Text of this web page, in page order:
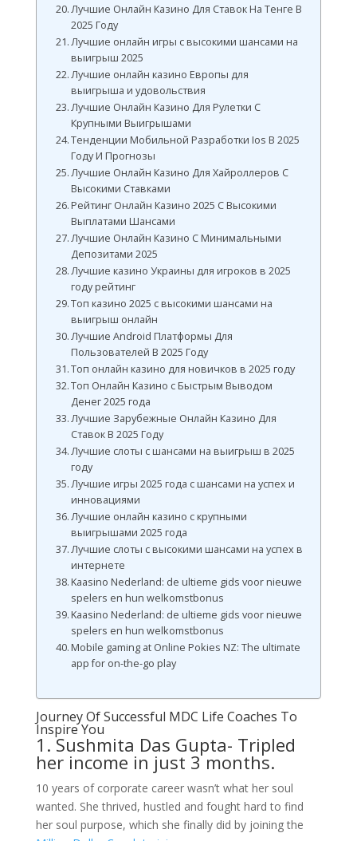
Лучшие Онлайн Казино Для Ставок На Тенге В
2025 Году
Лучшие онлайн игры с высокими шансами на
выигрыш 2025
Лучшие онлайн казино Европы для
выигрыша и удовольствия
Лучшие Онлайн Казино Для Рулетки С
Крупными Выигрышами
Тенденции Мобильной Разработки Ios В 2025
Году И Прогнозы
Лучшие Онлайн Казино Для Хайроллеров С
Высокими Ставками
Рейтинг Онлайн Казино 2025 С Высокими
Выплатами Шансами
Лучшие Онлайн Казино С Минимальными
Депозитами 2025
Лучшие казино Украины для игроков в 2025
году рейтинг
Топ казино 2025 с высокими шансами на
выигрыш онлайн
Лучшие Android Платформы Для
Пользователей В 2025 Году
Топ онлайн казино для новичков в 2025 году
Топ Онлайн Казино с Быстрым Выводом
Денег 2025 года
Лучшие Зарубежные Онлайн Казино Для
Ставок В 2025 Году
Лучшие слоты с шансами на выигрыш в 2025
году
Лучшие игры 2025 года с шансами на успех и
инновациями
Лучшие онлайн казино с крупными
выигрышами 2025 года
Лучшие слоты с высокими шансами на успех в
интернете
Kaasino Nederland: de ultieme gids voor nieuwe
spelers en hun welkomstbonus
Kaasino Nederland: de ultieme gids voor nieuwe
spelers en hun welkomstbonus
Mobile gaming at Online Pokies NZ: The ultimate
app for on-the-go play
Journey Of Successful MDC Life Coaches To
Inspire You
1. Sushmita Das Gupta- Tripled
her income in just 3 months.
10 years of corporate career wasn’t what her soul
wanted. She thrived, hustled and fought hard to find
her soul purpose, which she finally did by joining the